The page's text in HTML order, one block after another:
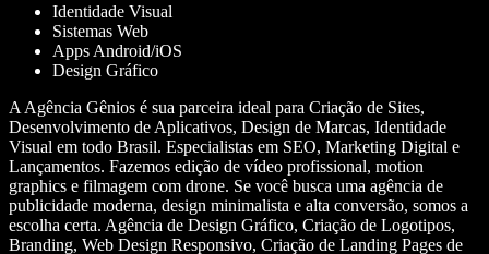
Identidade Visual
Sistemas Web
Apps Android/iOS
Design Gráfico
A Agência Gênios é sua parceira ideal para Criação de Sites,
Desenvolvimento de Aplicativos, Design de Marcas, Identidade
Visual em todo Brasil. Especialistas em SEO, Marketing Digital e
Lançamentos. Fazemos edição de vídeo profissional, motion
graphics e filmagem com drone. Se você busca uma agência de
publicidade moderna, design minimalista e alta conversão, somos a
escolha certa. Agência de Design Gráfico, Criação de Logotipos,
Branding, Web Design Responsivo, Criação de Landing Pages de